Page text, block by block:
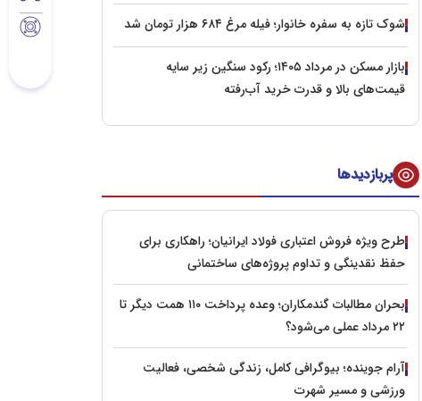
شوک تازه به سفره خانوار؛ فیله مرغ ۶۸۴ هزار تومان شد
بازار مسکن در مرداد ۱۴۰۵؛ رکود سنگین زیر سایه
قیمت‌های بالا و قدرت خرید آب‌رفته
پربازدیدها
طرح ویژه فروش اعتباری فولاد ایرانیان؛ راهکاری برای
حفظ نقدینگی و تداوم پروژه‌های ساختمانی
بحران مطالبات گندمکاران؛ وعده پرداخت ۱۱۰ همت دیگر تا
۲۲ مرداد عملی می‌شود؟
آرام جوینده؛ بیوگرافی کامل، زندگی شخصی، فعالیت
ورزشی و مسیر شهرت